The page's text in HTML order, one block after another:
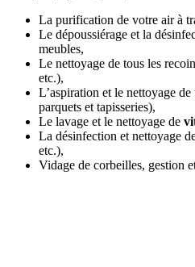
La purification de votre air à
Le dépoussiérage et la
meubles,
Le nettoyage de tous les
etc.),
L’aspiration et le nettoyage
parquets et tapisseries),
Le lavage et le nettoyage de
La désinfection et nettoyage
etc.),
Vidage de corbeilles, gestion